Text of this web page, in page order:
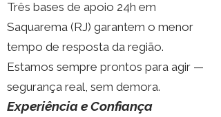
Três bases de apoio 24h em
Saquarema (RJ) garantem o menor
tempo de resposta da região.
Estamos sempre prontos para agir —
segurança real, sem demora.
Experiência e Confiança